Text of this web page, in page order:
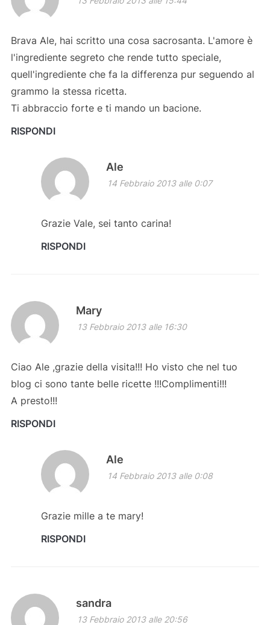
Brava Ale, hai scritto una cosa sacrosanta. L'amore è
l'ingrediente segreto che rende tutto speciale,
quell'ingrediente che fa la differenza pur seguendo al
grammo la stessa ricetta.
Ti abbraccio forte e ti mando un bacione.
RISPONDI
Ale
14 Febbraio 2013 alle 0:07
Grazie Vale, sei tanto carina!
RISPONDI
Mary
13 Febbraio 2013 alle 16:30
Ciao Ale ,grazie della visita!!! Ho visto che nel tuo
blog ci sono tante belle ricette !!!Complimenti!!!
A presto!!!
RISPONDI
Ale
14 Febbraio 2013 alle 0:08
Grazie mille a te mary!
RISPONDI
sandra
13 Febbraio 2013 alle 20:56